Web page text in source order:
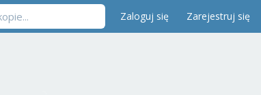
Zaloguj się Zarejestruj się